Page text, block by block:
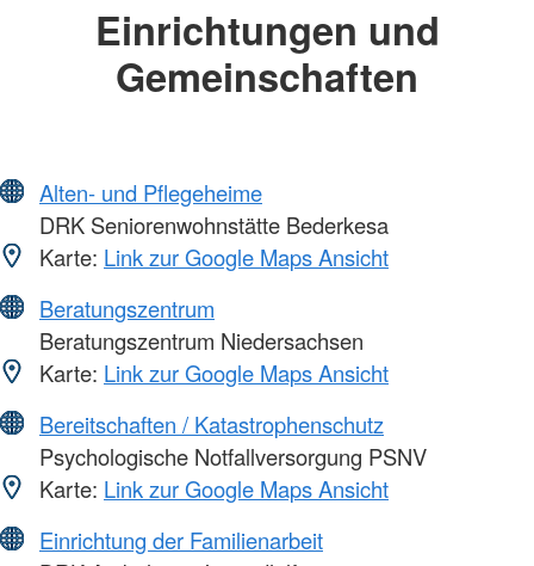
Einrichtungen und
Gemeinschaften
Alten- und Pflegeheime
DRK Seniorenwohnstätte Bederkesa
Karte: Link zur Google Maps Ansicht
Beratungszentrum
Beratungszentrum Niedersachsen
Karte: Link zur Google Maps Ansicht
Bereitschaften / Katastrophenschutz
Psychologische Notfallversorgung PSNV
Karte: Link zur Google Maps Ansicht
Einrichtung der Familienarbeit